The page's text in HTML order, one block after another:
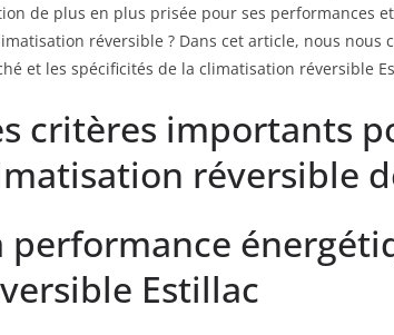
de plus en plus prisée pour ses performances
réversible ? Dans cet article, nous
et les spécificités de la climatisation réversible
critères importants
réversible
performance
Estillac